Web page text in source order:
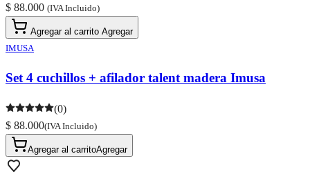
$ 88.000 (IVA Incluido)
Agregar al carrito Agregar
IMUSA
Set 4 cuchillos + afilador talent madera Imusa
(0)
$ 88.000(IVA Incluido)
Agregar al carritoAgregar